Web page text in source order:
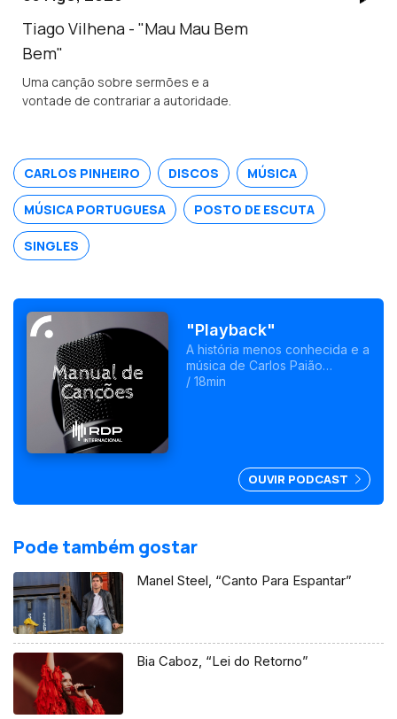
Tiago Vilhena - "Mau Mau Bem
Bem"
Uma canção sobre sermões e a
vontade de contrariar a autoridade.
CARLOS PINHEIRO DISCOS MÚSICA
MÚSICA PORTUGUESA POSTO DE ESCUTA
SINGLES
"Playback"
A história menos conhecida e a
música de Carlos Paião
chegam ao cinema com um
/ 18min
OUVIR PODCAST
Pode também gostar
Manel Steel, “Canto Para Espantar”
Bia Caboz, “Lei do Retorno”